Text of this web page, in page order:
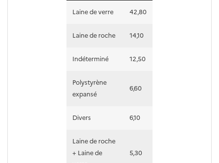
Laine de verre 42,80
Laine de roche 14,10
Indéterminé 12,50
Polystyrène
expansé
6,60
Divers 6,10
Laine de roche
+ Laine de
5,30